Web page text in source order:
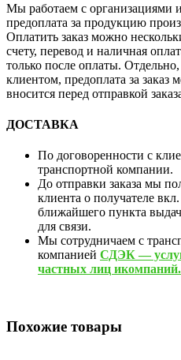
Мы работаем с организациями
предоплата за продукцию
Оплатить заказ можно
счету, перевод и наличная
только после оплаты.
клиентом, предоплата за заказ
вносится перед отправкой
ДОСТАВКА
По договоренности с
транспортной компании.
До отправки заказа мы
клиента о получателе
ближайшего пункта
для связи.
Мы сотрудничаем с
компанией СДЭК —
частных лиц икомпаний.
Похожие товары